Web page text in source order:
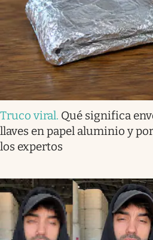
Truco viral. Qué significa
llaves en papel aluminio y
los expertos